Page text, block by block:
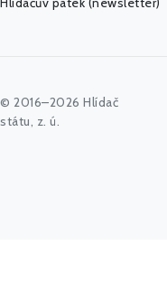
© 2016–2026 Hlídač
státu, z. ú.